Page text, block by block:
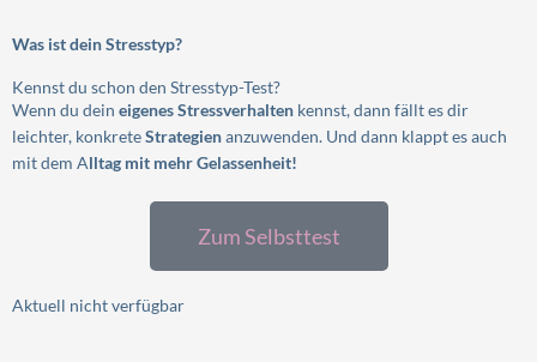
Was ist dein Stresstyp?
Kennst du schon den Stresstyp-Test?
Wenn du dein eigenes Stressverhalten kennst, dann fällt es dir
leichter, konkreteStrategienanzuwenden. Und dann klappt es auch
mit dem Alltag mit mehr Gelassenheit!
Zum Selbsttest
Aktuell nicht verfügbar